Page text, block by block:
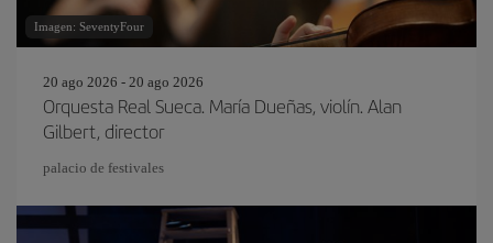
Imagen: SeventyFour
20 ago 2026 - 20 ago 2026
Orquesta Real Sueca. María Dueñas, violín. Alan
Gilbert, director
palacio de festivales